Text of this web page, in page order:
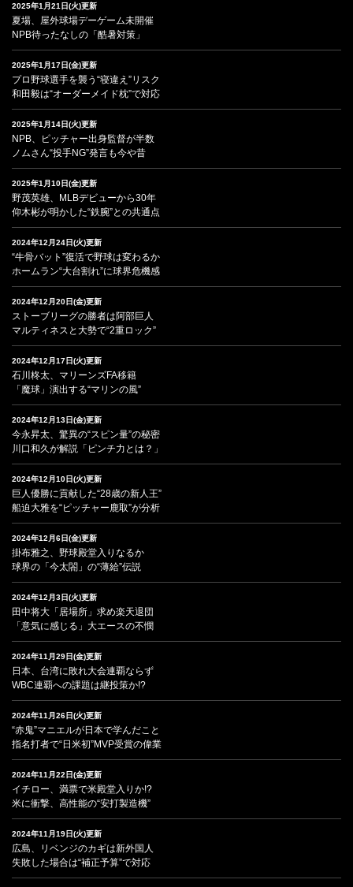
2025年1月21日(火)更新
夏場、屋外球場デーゲーム未開催
NPB待ったなしの「酷暑対策」
2025年1月17日(金)更新
プロ野球選手を襲う“寝違え”リスク
和田毅は“オーダーメイド枕”で対応
2025年1月14日(火)更新
NPB、ピッチャー出身監督が半数
ノムさん“投手NG”発言も今や昔
2025年1月10日(金)更新
野茂英雄、MLBデビューから30年
仰木彬が明かした“鉄腕”との共通点
2024年12月24日(火)更新
“牛骨バット”復活で野球は変わるか
ホームラン“大台割れ”に球界危機感
2024年12月20日(金)更新
ストーブリーグの勝者は阿部巨人
マルティネスと大勢で“2重ロック”
2024年12月17日(火)更新
石川柊太、マリーンズFA移籍
「魔球」演出する“マリンの風”
2024年12月13日(金)更新
今永昇太、驚異の“スピン量”の秘密
川口和久が解説「ピンチ力とは？」
2024年12月10日(火)更新
巨人優勝に貢献した“28歳の新人王”
船迫大雅を“ピッチャー鹿取”が分析
2024年12月6日(金)更新
掛布雅之、野球殿堂入りなるか
球界の「今太閤」の“薄給”伝説
2024年12月3日(火)更新
田中将大「居場所」求め楽天退団
「意気に感じる」大エースの不憫
2024年11月29日(金)更新
日本、台湾に敗れ大会連覇ならず
WBC連覇への課題は継投策か!?
2024年11月26日(火)更新
“赤鬼”マニエルが日本で学んだこと
指名打者で“日米初”MVP受賞の偉業
2024年11月22日(金)更新
イチロー、満票で米殿堂入りか!?
米に衝撃、高性能の“安打製造機”
2024年11月19日(火)更新
広島、リベンジのカギは新外国人
失敗した場合は“補正予算”で対応